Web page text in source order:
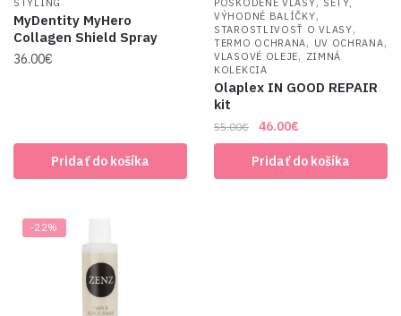
MyDentity MyHero
Collagen Shield Spray
36.00€
Pridať do košíka
VÝHODNÉ BALÍČKY,
STAROSTLIVOSŤ O VLASY,
TERMO OCHRANA, UV OCHRANA,
VLASOVÉ OLEJE, ZIMNÁ
KOLEKCIA
Olaplex IN GOOD REPAIR
kit
55.00€
Original
price
was:
55.00€.
46.00€
price
is:
46.00€.
Pridať do košíka
-22%